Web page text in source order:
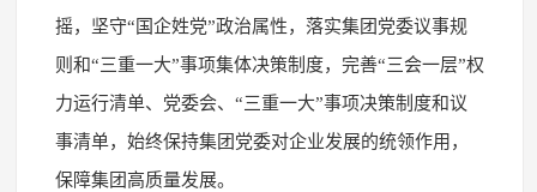
摇，坚守“国企姓党”政治属性，落实集团党委议事规
则和“三重一大”事项集体决策制度，完善“三会一层”权
力运行清单、党委会、“三重一大”事项决策制度和议
事清单，始终保持集团党委对企业发展的统领作用，
保障集团高质量发展。